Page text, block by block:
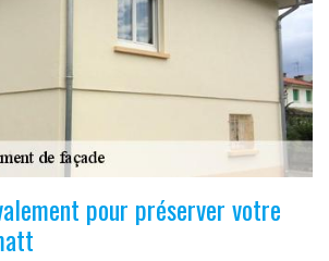
pour préserver votre